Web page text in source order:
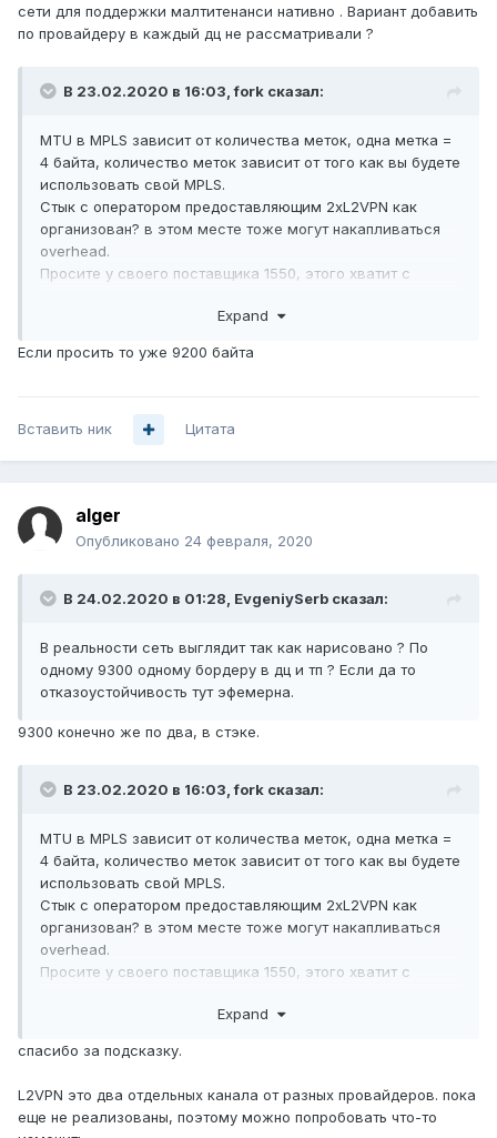
сети для поддержки малтитенанси нативно . Вариант добавить
по провайдеру в каждый дц не рассматривали ?
В 23.02.2020 в 16:03,fork сказал:
MTU в MPLS зависит от количества меток, одна метка =
4 байта, количество меток зависит от того как вы будете
использовать свой MPLS.
Стык с оператором предоставляющим 2xL2VPN как
организован? в этом месте тоже могут накапливаться
overhead.
Просите у своего поставщика 1550, этого хватит с
Проверить можно: Router#ping AA.AA.AA.AA df-bit size
Expand
Если просить то уже 9200 байта
Вставить ник Цитата
alger
Опубликовано 24 февраля, 2020
В 24.02.2020 в 01:28, EvgeniySerb сказал:
В реальности сеть выглядит так как нарисовано ? По
одному 9300 одному бордеру в дц и тп ? Если да то
отказоустойчивость тут эфемерна.
9300 конечно же по два, в стэке.
В 23.02.2020 в 16:03,fork сказал:
MTU в MPLS зависит от количества меток, одна метка =
4 байта, количество меток зависит от того как вы будете
использовать свой MPLS.
Стык с оператором предоставляющим 2xL2VPN как
организован? в этом месте тоже могут накапливаться
overhead.
Просите у своего поставщика 1550, этого хватит с
Проверить можно: Router#ping AA.AA.AA.AA df-bit size
Expand
спасибо за подсказку.
L2VPN это два отдельных канала от разных провайдеров. пока
еще не реализованы, поэтому можно попробовать что-то